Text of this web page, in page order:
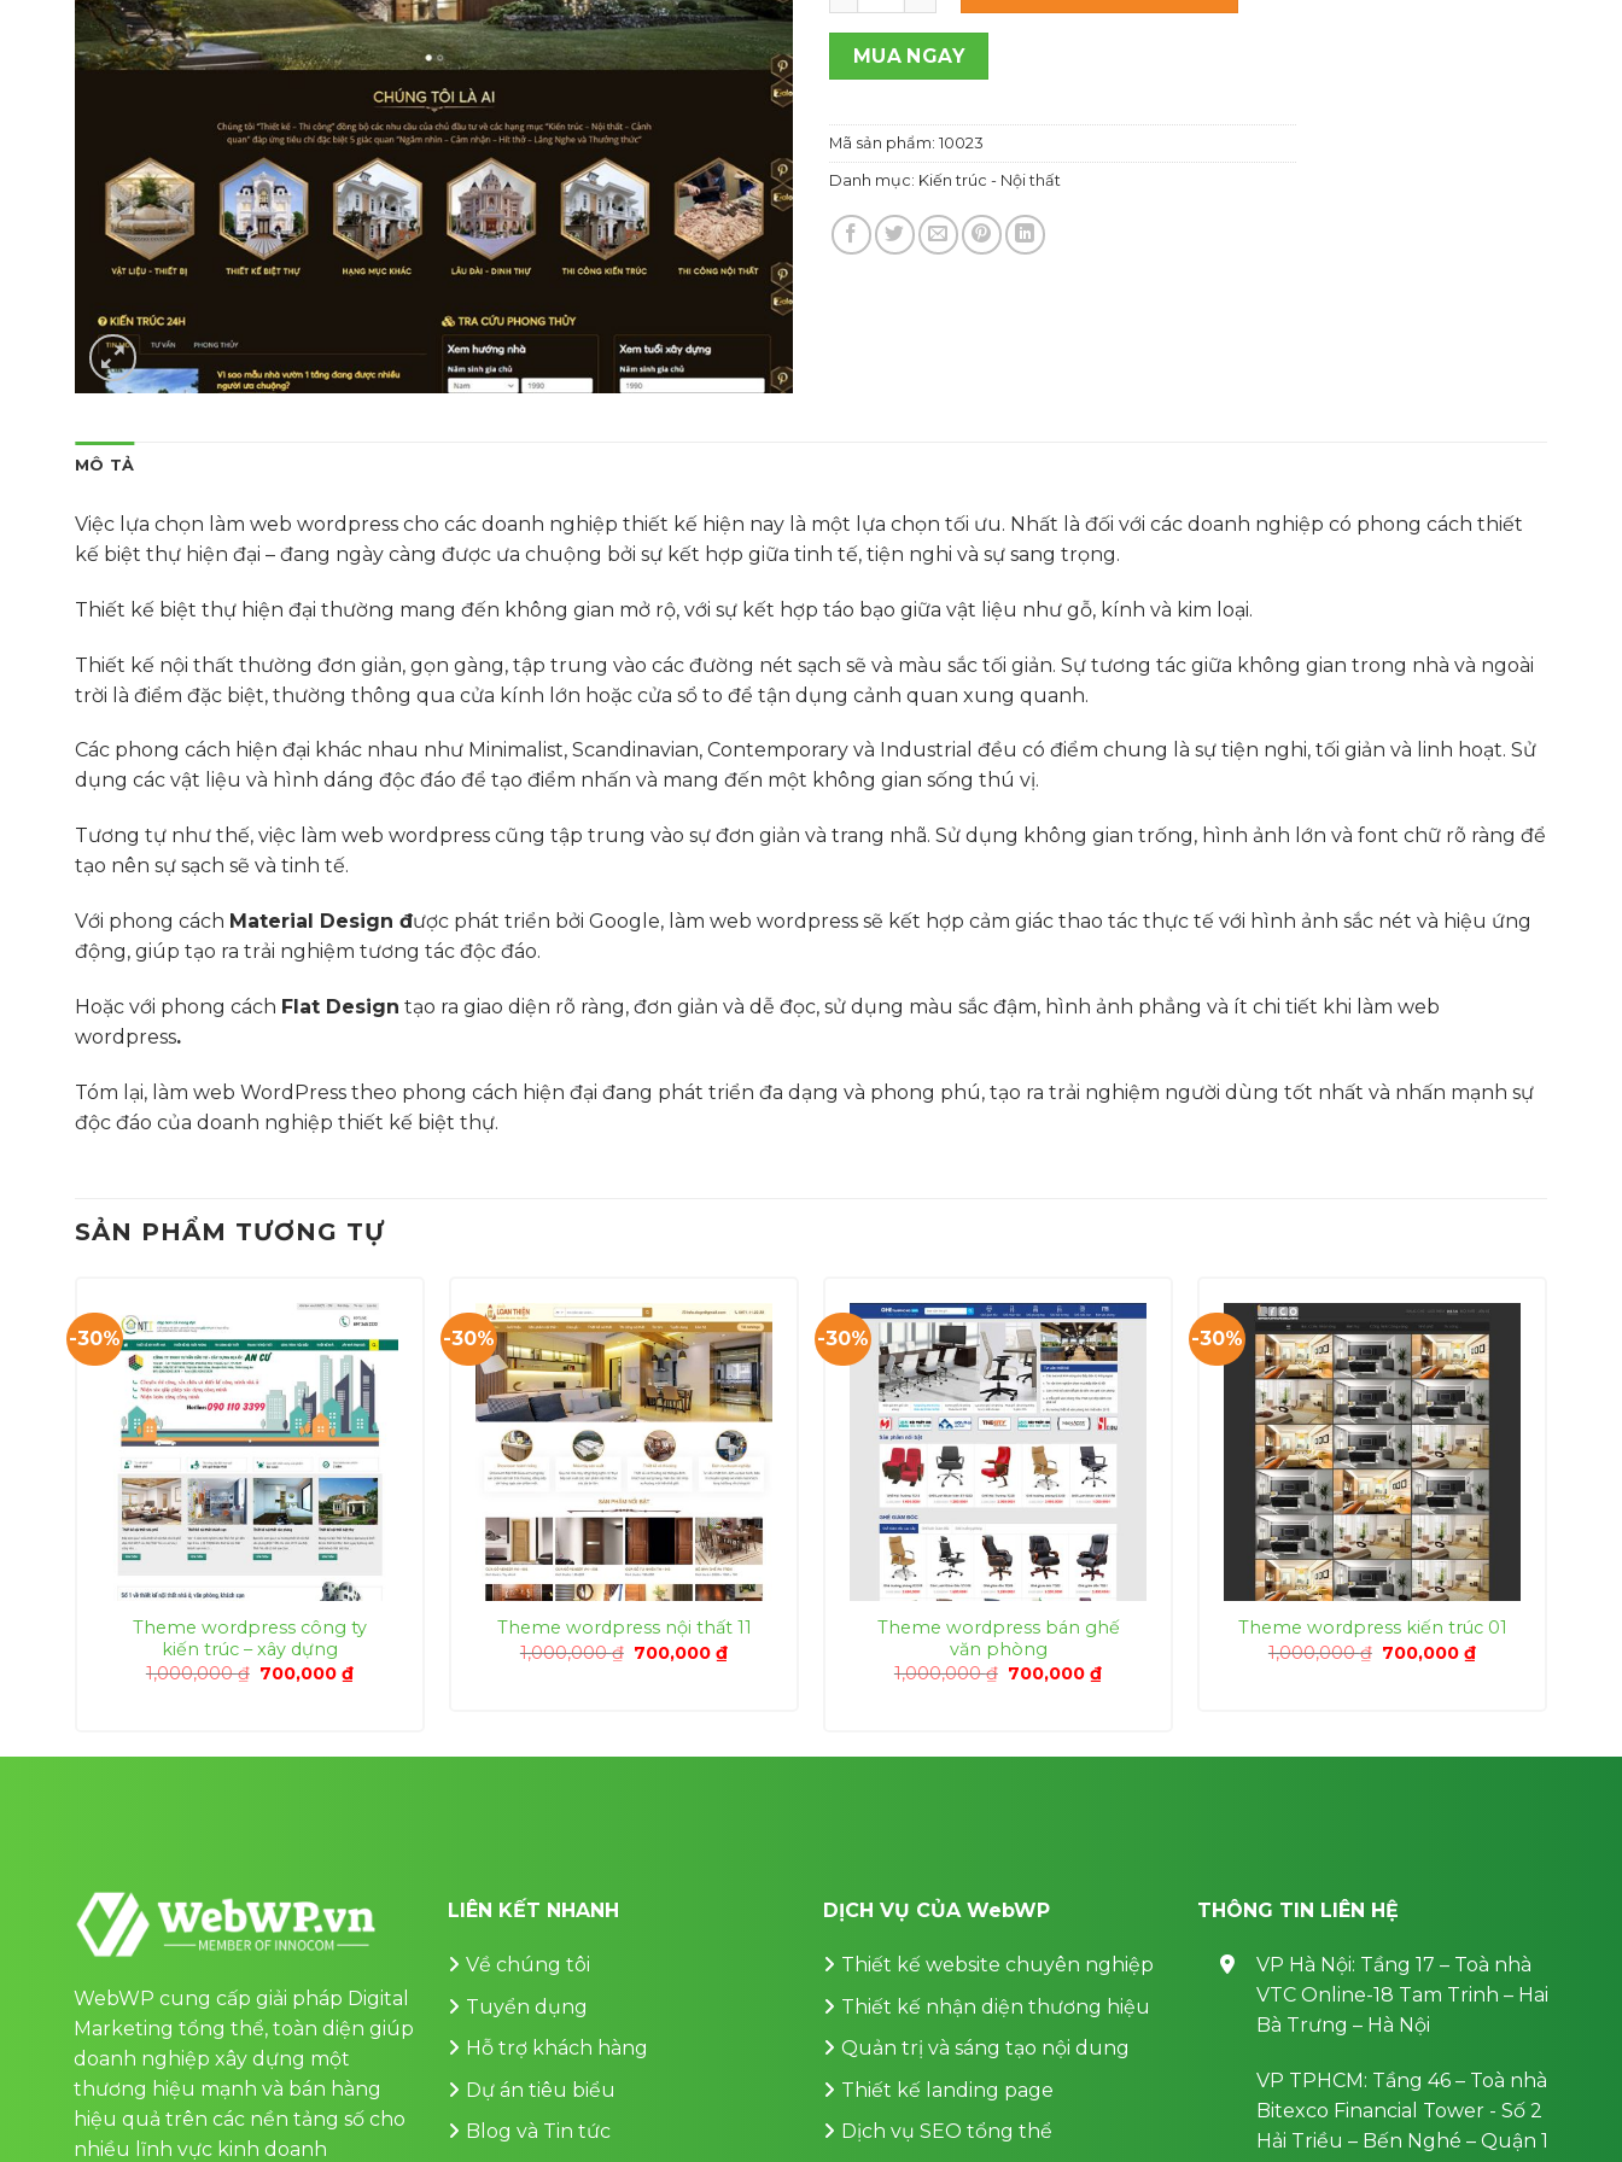
1,200,000 ₫.
là:
MUA NGAY
Mã sản phẩm: 10023
Danh mục: Kiến trúc - Nội thất
MÔ TẢ
Việc lựa chọn làm web wordpress cho các doanh nghiệp thiết kế hiện nay là một lựa chọn tối ưu. Nhất là đối với các doanh nghiệp có phong cách thiết
kế biệt thự hiện đại – đang ngày càng được ưa chuộng bởi sự kết hợp giữa tinh tế, tiện nghi và sự sang trọng.
Thiết kế biệt thự hiện đại thường mang đến không gian mở rộ, với sự kết hợp táo bạo giữa vật liệu như gỗ, kính và kim loại.
Thiết kế nội thất thường đơn giản, gọn gàng, tập trung vào các đường nét sạch sẽ và màu sắc tối giản. Sự tương tác giữa không gian trong nhà và ngoài
trời là điểm đặc biệt, thường thông qua cửa kính lớn hoặc cửa sổ to để tận dụng cảnh quan xung quanh.
Các phong cách hiện đại khác nhau như Minimalist, Scandinavian, Contemporary và Industrial đều có điểm chung là sự tiện nghi, tối giản và linh hoạt. Sử
dụng các vật liệu và hình dáng độc đáo để tạo điểm nhấn và mang đến một không gian sống thú vị.
Tương tự như thế, việc làm web wordpress cũng tập trung vào sự đơn giản và trang nhã. Sử dụng không gian trống, hình ảnh lớn và font chữ rõ ràng để
tạo nên sự sạch sẽ và tinh tế.
Với phong cách Material Design được phát triển bởi Google, làm web wordpress sẽ kết hợp cảm giác thao tác thực tế với hình ảnh sắc nét và hiệu ứng
động, giúp tạo ra trải nghiệm tương tác độc đáo.
Hoặc với phong cách Flat Design tạo ra giao diện rõ ràng, đơn giản và dễ đọc, sử dụng màu sắc đậm, hình ảnh phẳng và ít chi tiết khi làm web
wordpress.
Tóm lại, làm web WordPress theo phong cách hiện đại đang phát triển đa dạng và phong phú, tạo ra trải nghiệm người dùng tốt nhất và nhấn mạnh sự
độc đáo của doanh nghiệp thiết kế biệt thự.
SẢN PHẨM TƯƠNG TỰ
-30%
Theme wordpress công ty
kiến trúc – xây dựng
1,000,000₫ Giá
700,000₫Giá
-30%
Theme wordpress nội thất 11
1,000,000₫ Giá
700,000₫Giá
-30%
Theme wordpress bán ghế
văn phòng
1,000,000₫ Giá
700,000₫Giá
-30%
Theme wordpress kiến trúc 01
1,000,000₫ Giá
700,000₫Giá
WebWP cung cấp giải pháp Digital
Marketing tổng thể, toàn diện giúp
doanh nghiệp xây dựng một
thương hiệu mạnh và bán hàng
hiệu quả trên các nền tảng số cho
nhiều lĩnh vực kinh doanh
LIÊN KẾT NHANH
Về chúng tôi
Tuyển dụng
Hỗ trợ khách hàng
Dự án tiêu biểu
Blog và Tin tức
DỊCH VỤ CỦA WebWP
Thiết kế website chuyên nghiệp
Thiết kế nhận diện thương hiệu
Quản trị và sáng tạo nội dung
Thiết kế landing page
Dịch vụ SEO tổng thể
THÔNG TIN LIÊN HỆ
VP Hà Nội: Tầng 17 – Toà nhà
VTC Online-18 Tam Trinh – Hai
Bà Trưng – Hà Nội
VP TPHCM: Tầng 46 – Toà nhà
Bitexco Financial Tower - Số 2
Hải Triều – Bến Nghé – Quận 1